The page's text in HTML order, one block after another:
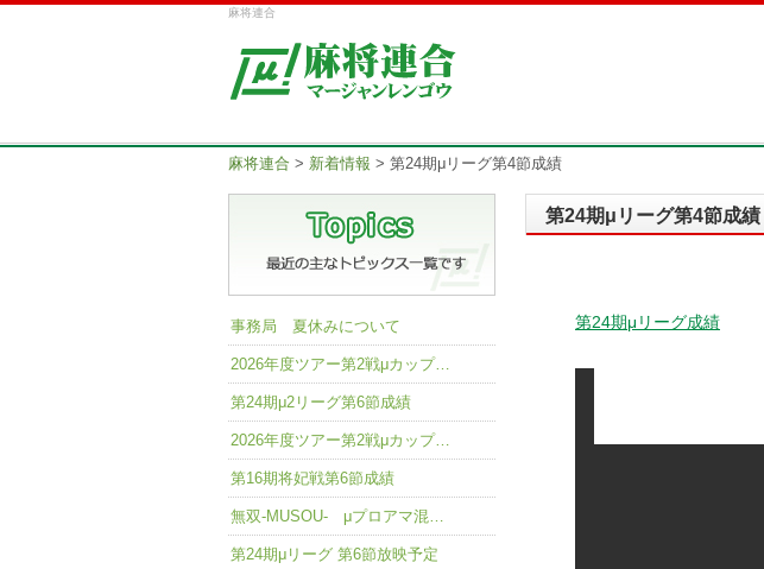
麻将連合
麻将連合 > 新着情報 > 第24期μリーグ第4節成績
第24期μリーグ第4節成績
第24期μリーグ成績
事務局 夏休みについて
2026年度ツアー第2戦μカップ…
第24期μ2リーグ第6節成績
2026年度ツアー第2戦μカップ…
第16期将妃戦第6節成績
無双-MUSOU- μプロアマ混…
第24期μリーグ 第6節放映予定